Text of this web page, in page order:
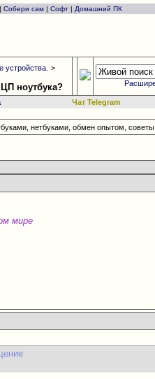
| Собери сам | Софт | Домашний ПК
>
ноутбука?
Чат Telegram
нетбуками, обмен опытом, советы.
мире